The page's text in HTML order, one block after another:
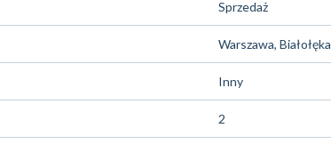
Sprzedaż
Warszawa, Białołęka
Inny
2